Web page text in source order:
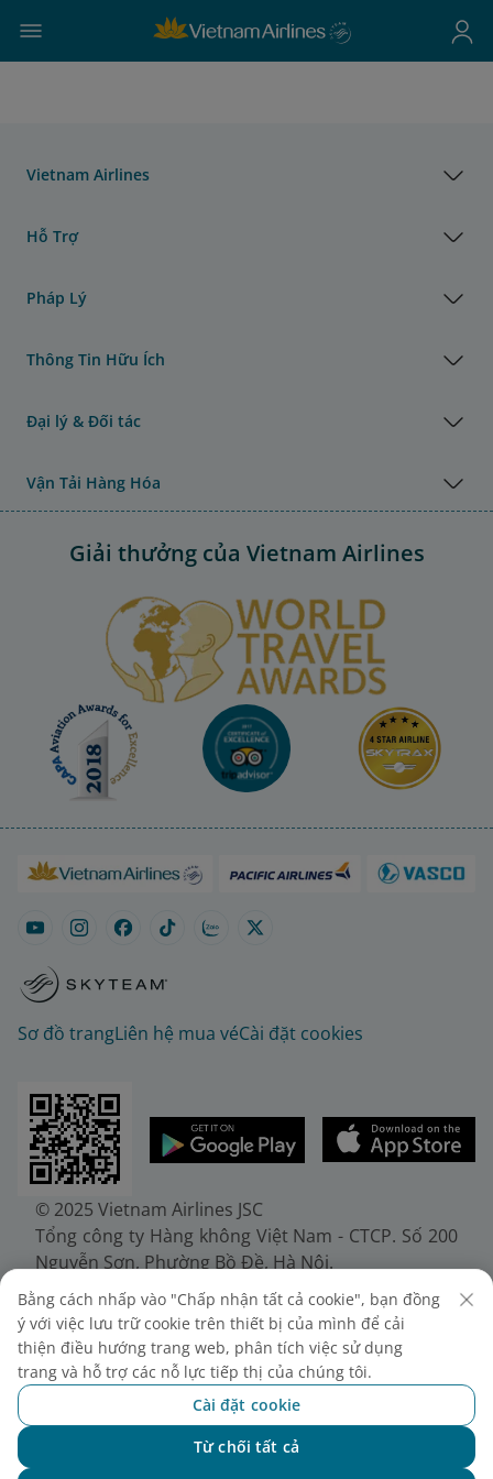
Vietnam Airlines
Hỗ Trợ
Pháp Lý
Thông Tin Hữu Ích
Đại lý & Đối tác
Vận Tải Hàng Hóa
Giải thưởng của Vietnam Airlines
Sơ đồ trangLiên hệ mua véCài đặt cookies
© 2025 Vietnam Airlines JSC
Tổng công ty Hàng không Việt Nam - CTCP. Số 200
Nguyễn Sơn, Phường Bồ Đề, Hà Nội.
Điện thoại: (+84-24) 38272289. Fax: (+84-24)
38722375
Giấy chứng nhận đăng ký doanh nghiệp, mã số
doanh nghiệp 0100107518, đăng ký lần đầu ngày
30/6/2010, đăng ký thay đổi lần thứ 10 ngày
24/7/2025, cấp bởi Sở Tài chính Thành phố Hà Nội.
Bằng cách nhấp vào "Chấp nhận tất cả cookie", bạn đồng
ý với việc lưu trữ cookie trên thiết bị của mình để cải
thiện điều hướng trang web, phân tích việc sử dụng
trang và hỗ trợ các nỗ lực tiếp thị của chúng tôi.
Cài đặt cookie
Từ chối tất cả